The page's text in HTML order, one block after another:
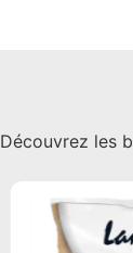
Découvrez les